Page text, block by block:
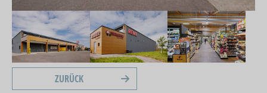
ZURÜCK